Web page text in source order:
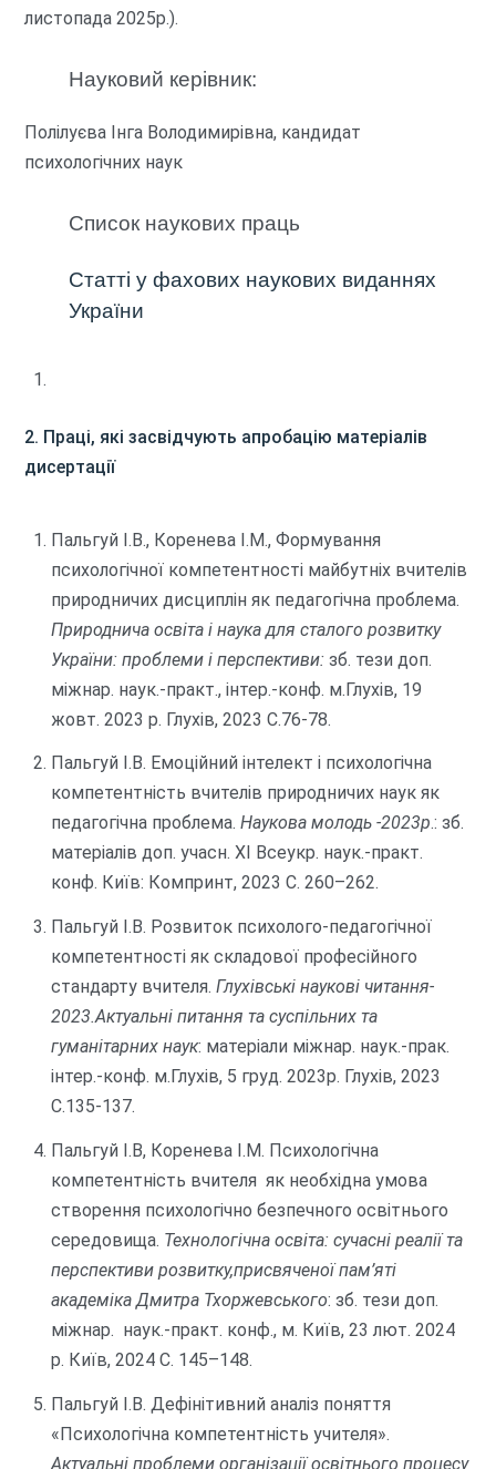
листопада 2025р.).
Науковий керівник:
Полілуєва Інга Володимирівна, кандидат
психологічних наук
Cписок наукових праць
Статті у фахових наукових виданнях
України
2. Праці, які засвідчують апробацію матеріалів
дисертації
Пальгуй І.В., Коренева І.М., Формування
психологічної компетентності майбутніх вчителів
природничих дисциплін як педагогічна проблема.
Природнича освіта і наука для сталого розвитку
України: проблеми і перспективи: зб. тези доп.
міжнар. наук.-практ., інтер.-конф. м.Глухів, 19
жовт. 2023 р. Глухів, 2023 С.76-78.
Пальгуй І.В. Емоційний інтелект і психологічна
компетентність вчителів природничих наук як
педагогічна проблема.Наукова молодь -2023р.: зб.
матеріалів доп. учасн. ХІ Всеукр. наук.-практ.
конф. Київ: Компринт, 2023 С. 260–262.
Пальгуй І.В. Розвиток психолого-педагогічної
компетентності як складової професійного
стандарту вчителя.Глухівські наукові читання-
2023.Актуальні питання та суспільних та
гуманітарних наук: матеріали міжнар. наук.-прак.
інтер.-конф. м.Глухів, 5 груд. 2023р. Глухів, 2023
С.135-137.
Пальгуй І.В, Коренева І.М. Психологічна
компетентність вчителя як необхідна умова
створення психологічно безпечного освітнього
середовища. Технологічна освіта: сучасні реалії та
перспективи розвитку,присвяченої пам’яті
академіка Дмитра Тхоржевського: зб. тези доп.
міжнар. наук.-практ. конф., м. Київ, 23 лют. 2024
р. Київ, 2024 С. 145–148.
Пальгуй І.В. Дефінітивний аналіз поняття
«Психологічна компетентність учителя».
Актуальні проблеми організації освітнього процесу